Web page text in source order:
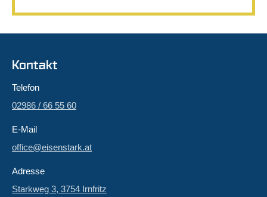
Kontakt
Telefon
02986 / 66 55 60
E-Mail
office@eisenstark.at
Adresse
Starkweg 3, 3754 Irnfritz